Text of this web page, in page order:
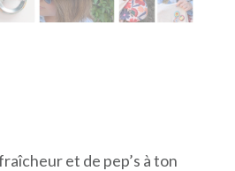
et de pep’s à ton